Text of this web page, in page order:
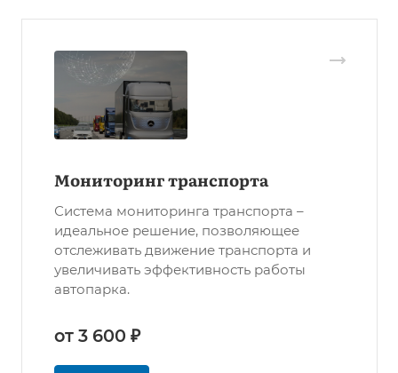
Мониторинг транспорта
Система мониторинга транспорта –
идеальное решение, позволяющее
отслеживать движение транспорта и
увеличивать эффективность работы
автопарка.
от 3 600 ₽